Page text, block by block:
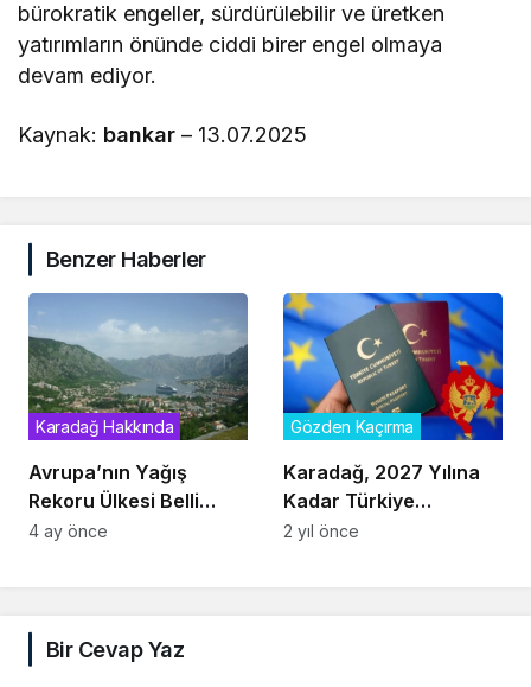
bürokratik engeller, sürdürülebilir ve üretken
yatırımların önünde ciddi birer engel olmaya
devam ediyor.
Kaynak: bankar – 13.07.2025
Benzer Haberler
Avrupa’nın Yağış
Rekoru Ülkesi Belli
Oldu: İngiltere Zirvede
Karadağ Hakkında
4 ay önce
Karadağ, 2027 Yılına
Kadar Türkiye
Vatandaşlarına Vize
Gözden Kaçırma
2 yıl önce
Bir Cevap Yaz